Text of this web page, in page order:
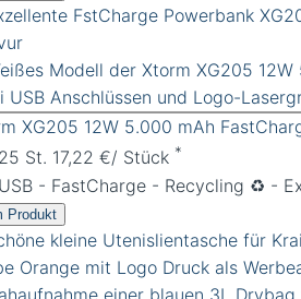
XG205 12W 5.000 mAh
St. 17,22 €/ Stück *
- FastCharge - Recycling ♻️ -
Produkt